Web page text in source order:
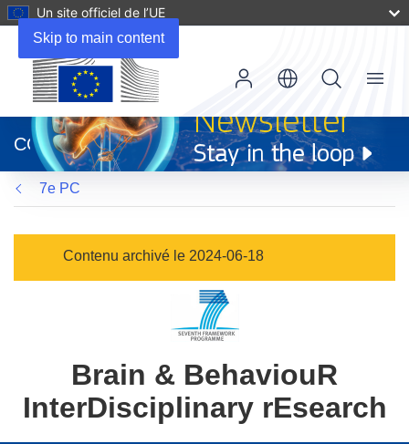
Skip to main content
Un site officiel de l’UE
dans
une
nouvelle
fenêtre)
CORDIS
Menu
7e PC
Contenu archivé le 2024-06-18
Brain & BehaviouR
InterDisciplinary rEsearch